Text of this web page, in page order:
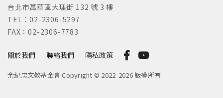
關於我們 聯絡我們 隱私政策
台北市萬華區大理街 132 號 3 樓
TEL：02-2306-5297
FAX：02-2306-7783
余紀忠文教基金會 Copyright © 2022-2026 版權所有